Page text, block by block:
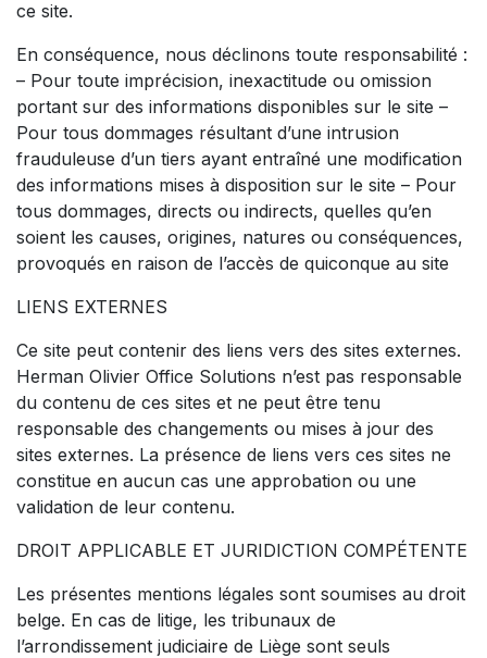
ce site.
En conséquence, nous déclinons toute responsabilité :
– Pour toute imprécision, inexactitude ou omission
portant sur des informations disponibles sur le site –
Pour tous dommages résultant d’une intrusion
frauduleuse d’un tiers ayant entraîné une modification
des informations mises à disposition sur le site – Pour
tous dommages, directs ou indirects, quelles qu’en
soient les causes, origines, natures ou conséquences,
provoqués en raison de l’accès de quiconque au site
LIENS EXTERNES
Ce site peut contenir des liens vers des sites externes.
Herman Olivier Office Solutions n’est pas responsable
du contenu de ces sites et ne peut être tenu
responsable des changements ou mises à jour des
sites externes. La présence de liens vers ces sites ne
constitue en aucun cas une approbation ou une
validation de leur contenu.
DROIT APPLICABLE ET JURIDICTION COMPÉTENTE
Les présentes mentions légales sont soumises au droit
belge. En cas de litige, les tribunaux de
l’arrondissement judiciaire de Liège sont seuls